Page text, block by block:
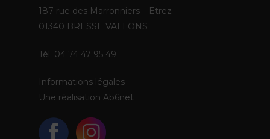
187 rue des Marronniers – Etrez
01340 BRESSE VALLONS
Tél. 04 74 47 95 49
Informations légales
Une réalisation Ab6net